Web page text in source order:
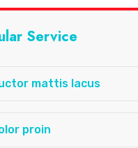
Service
mattis lacus
proin